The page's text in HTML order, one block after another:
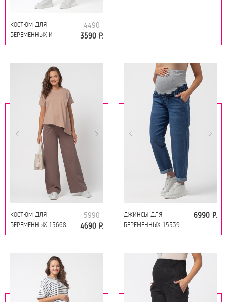
КОСТЮМ ДЛЯ
БЕРЕМЕННЫХ И
КОРМЯЩИХ 15632
4490
3590 Р.
КОСТЮМ ДЛЯ
БЕРЕМЕННЫХ 15668
КАКАО/ШОКОЛАД
5990
4690 Р.
ДЖИНСЫ ДЛЯ
БЕРЕМЕННЫХ 15539
СИНИЙ
6990 Р.